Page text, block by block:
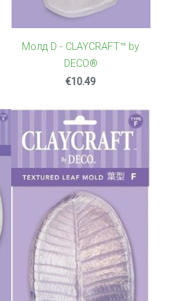
Молд D - CLAYCRAFT™ by
DECO®
€10.49